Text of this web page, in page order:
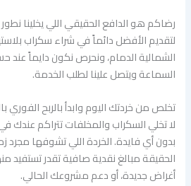
رضاكم هو الدافع الحقيقي اللي يخلينا
لتقديم الأفضل دائماً في شراء سكراب
الشمالية الدمام، ونحرص نكون دايماً
السماعة ويتصل علينا لطلب الخدمة.
تخلص من خردتك اليوم وابدأ بالربح الفوري
لا تخلي السكراب والمخلفات تتراكم عندك
بدون أي فايدة. الخردة اللي تشوفها
الحقيقة مبالغ نقدية صافية تقدر تستفيد
أغراض جديدة، أو دعم مشروعك الحالي.